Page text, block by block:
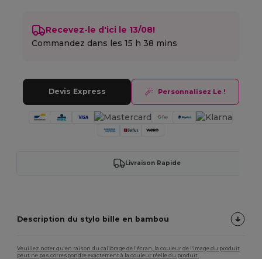
Recevez-le d'ici le 13/08!
Commandez dans les15 h 38 mins
Devis Express Personnalisez Le !
Livraison Rapide
Description du stylo bille en bambou
Veuillez noter qu'en raison du calibrage de l'écran, la couleur de l'image du produit
peut ne pas correspondre exactement à la couleur réelle du produit.